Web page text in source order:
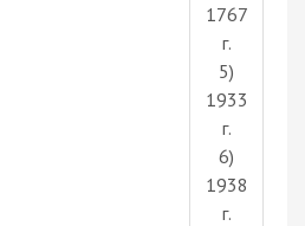
1767
г.
5)
1933
г.
6)
1938
г.